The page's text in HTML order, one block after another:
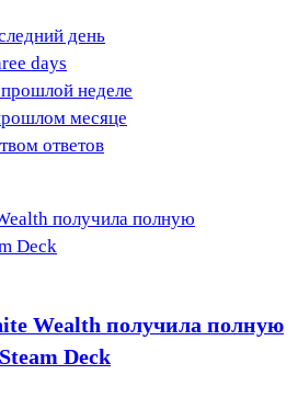
день
days
неделе
месяце
ответов
получила полную
Deck
Wealth получила полную
Deck